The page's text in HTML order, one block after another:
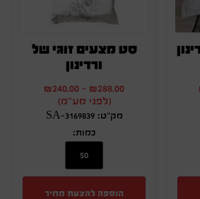
סט מצעים זוגי של
ורדינון
₪288.00
-
₪240.00
(לפני מע"מ)
מק"ט: SA-3169839
כמות:
הוספה להצעת מחיר